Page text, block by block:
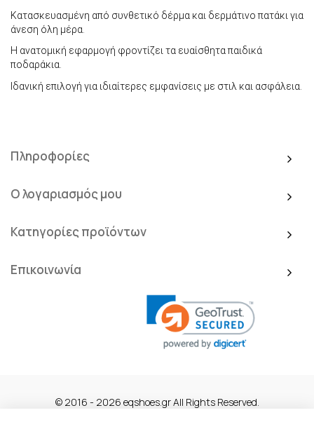
Κατασκευασμένη από συνθετικό δέρμα και δερμάτινο πατάκι για
άνεση όλη μέρα.
Η ανατομική εφαρμογή φροντίζει τα ευαίσθητα παιδικά
ποδαράκια.
Ιδανική επιλογή για ιδιαίτερες εμφανίσεις με στιλ και ασφάλεια.
Πληροφορίες
Ο λογαριασμός μου
Κατηγορίες προϊόντων
Επικοινωνία
© 2016 - 2026 eqshoes.gr All Rights Reserved.